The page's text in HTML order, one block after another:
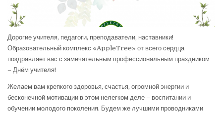
Дорогие учителя, педагоги, преподаватели, наставники!
Образовательный комплекс «AppleTree» от всего сердца
поздравляет вас с замечательным профессиональным праздником
– Днём учителя!
Желаем вам крепкого здоровья, счастья, огромной энергии и
бесконечной мотивации в этом нелегком деле – воспитании и
обучении молодого поколения. Будем же лучшими проводниками